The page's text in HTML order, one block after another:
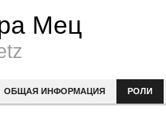
Мец
ОБЩАЯ ИНФОРМАЦИЯ РОЛИ